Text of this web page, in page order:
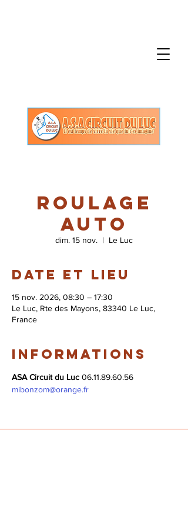
Roulage
Auto
dim. 15 nov.
  |
Le Luc
Date et lieu
15 nov. 2026, 08:30 – 17:30
Le Luc, Rte des Mayons, 83340 Le Luc,
France
Informations
ASA Circuit du Luc 06.11.89.60.56
mibonzom@orange.fr